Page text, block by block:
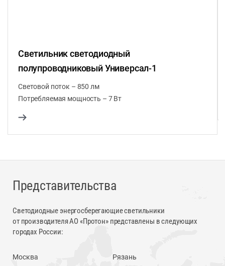
Светильник светодиодный
полупроводниковый Универсал-1
Световой поток – 850 лм
Потребляемая мощность – 7 Вт
Представительства
Светодиодные энергосберегающие светильники
от производителя АО «Протон» представлены в следующих
городах России:
Москва
Рязань